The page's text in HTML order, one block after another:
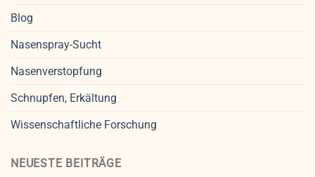
Blog
Nasenspray-Sucht
Nasenverstopfung
Schnupfen, Erkältung
Wissenschaftliche Forschung
NEUESTE BEITRÄGE